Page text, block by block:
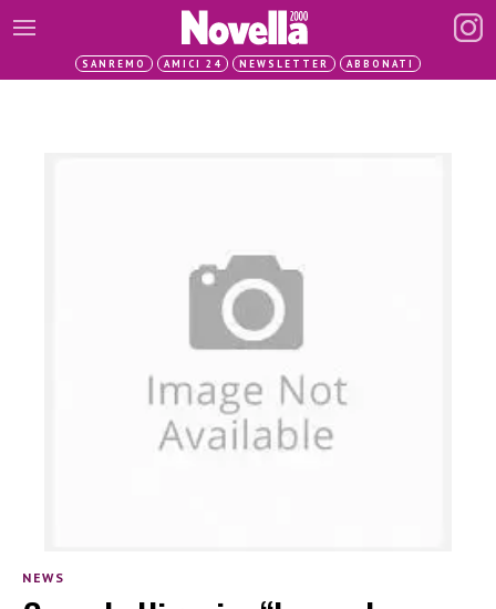
SANREMO AMICI 24 NEWSLETTER ABBONATI
NEWS